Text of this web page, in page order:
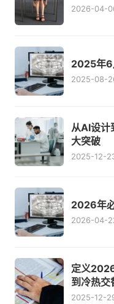
2026-04-
2025年6
2025-08-
从AI设
大突破
2025-12-
2026年
2026-04-
定义
到冷热交
2025-12-